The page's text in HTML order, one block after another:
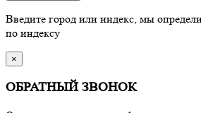
Введите город или индекс, мы
по индексу
×
ОБРАТНЫЙ ЗВОНОК